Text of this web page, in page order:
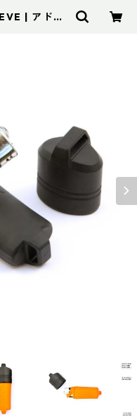
| アドス